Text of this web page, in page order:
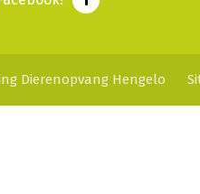
Dierenopvang Hengelo